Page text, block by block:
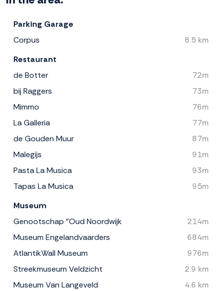
Parking Garage
Corpus
8.5 km
Restaurant
de Botter
72m
bij Raggers
73m
Mimmo
76m
La Galleria
77m
de Gouden Muur
87m
Malegijs
91m
Pasta La Musica
93m
Tapas La Musica
95m
Museum
Genootschap "Oud Noordwijk
214m
Museum Engelandvaarders
684m
AtlantikWall Museum
976m
Streekmuseum Veldzicht
2.9 km
Museum Van Langeveld
4.6 km